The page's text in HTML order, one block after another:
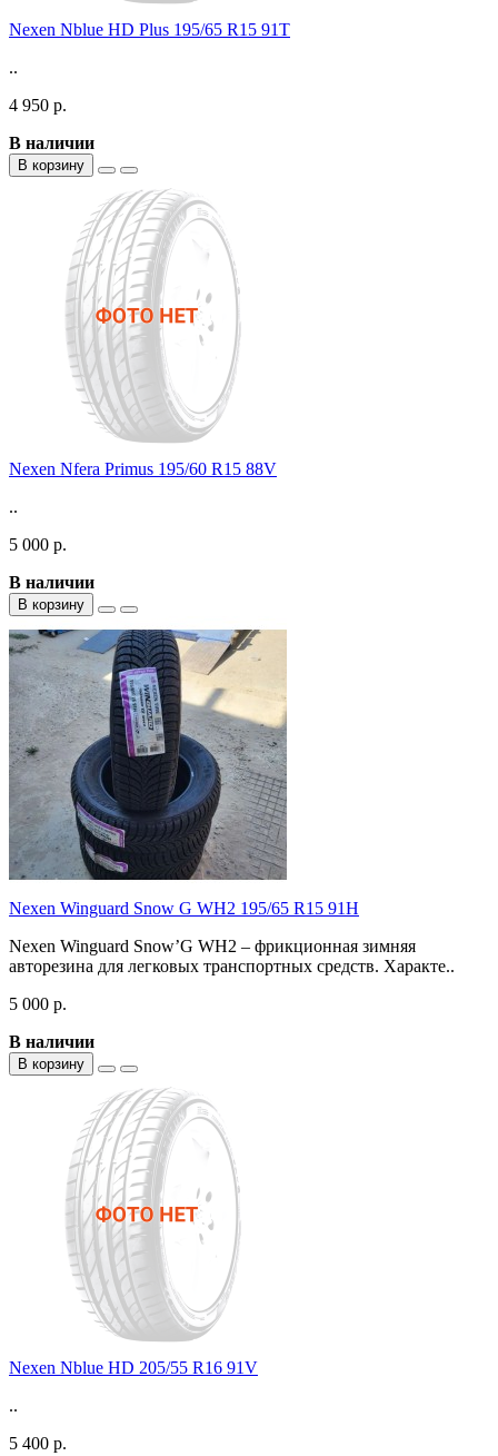
Nexen Nblue HD Plus 195/65 R15 91T
..
4 950 р.
В наличии
В корзину
Nexen Nfera Primus 195/60 R15 88V
..
5 000 р.
В наличии
В корзину
Nexen Winguard Snow G WH2 195/65 R15 91H
Nexen Winguard Snow’G WH2 – фрикционная зимняя
авторезина для легковых транспортных средств. Характе..
5 000 р.
В наличии
В корзину
Nexen Nblue HD 205/55 R16 91V
..
5 400 р.